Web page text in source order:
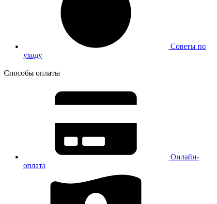
Советы по
уходу
Способы оплаты
Онлайн-
оплата